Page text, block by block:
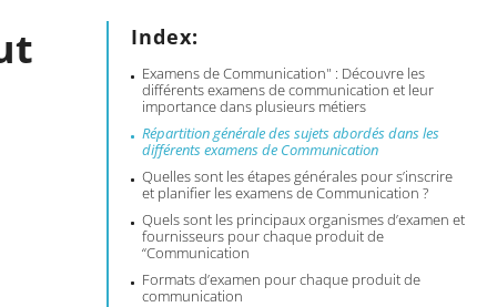
Index:
Examens de Communication" : Découvre les
différents examens de communication et leur
importance dans plusieurs métiers
Répartition générale des sujets abordés dans les
différents examens de Communication
Quelles sont les étapes générales pour s’inscrire
et planifier les examens de Communication ?
Quels sont les principaux organismes d’examen et
fournisseurs pour chaque produit de
“Communication
Formats d’examen pour chaque produit de
communication